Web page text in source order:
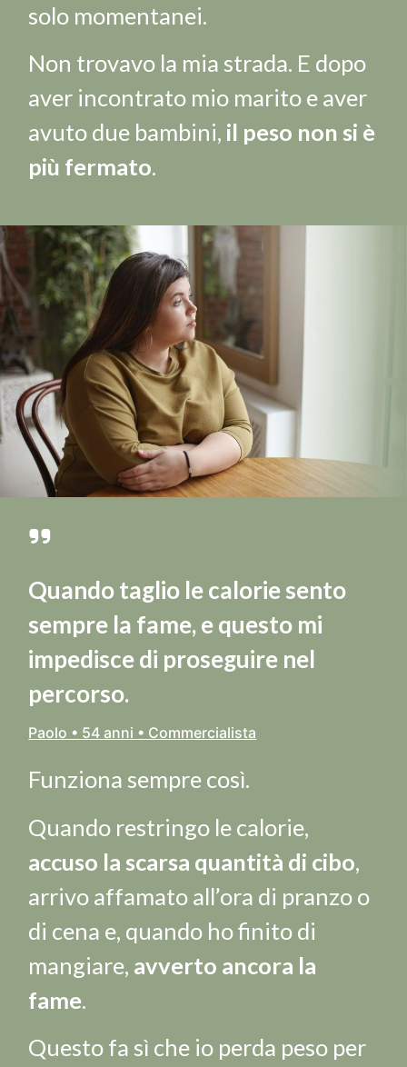
solo momentanei.
Non trovavo la mia strada. E dopo
aver incontrato mio marito e aver
avuto due bambini, il peso non si è
più fermato.
Quando taglio le calorie sento
sempre la fame, e questo mi
impedisce di proseguire nel
percorso.
Paolo • 54 anni • Commercialista
Funziona sempre così.
Quando restringo le calorie,
accuso la scarsa quantità di cibo,
arrivo affamato all’ora di pranzo o
di cena e, quando ho finito di
mangiare, avverto ancora la
fame.
Questo fa sì che io perda peso per